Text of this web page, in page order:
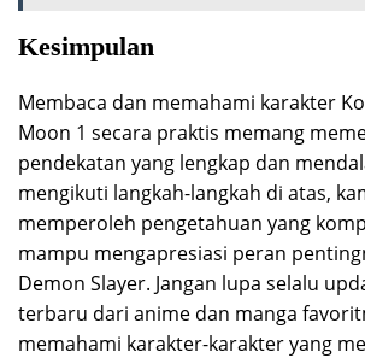
Kesimpulan
Membaca dan memahami karakter
Moon 1 secara praktis memang
pendekatan yang lengkap dan
mengikuti langkah-langkah di atas,
memperoleh pengetahuan yang
mampu mengapresiasi peran
Demon Slayer. Jangan lupa selalu
terbaru dari anime dan manga
memahami karakter-karakter yang